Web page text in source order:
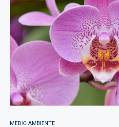
MEDIO AMBIENTE